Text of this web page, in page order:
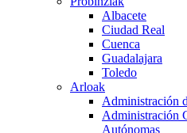
Albacete
Ciudad Real
Cuenca
Guadalajara
Toledo
Arloak
Administración
Administración
Autónomas